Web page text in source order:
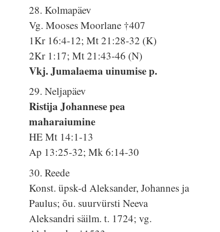
28. Kolmapäev
Vg. Mooses Moorlane †407
1Kr 16:4-12; Mt 21:28-32 (K)
2Kr 1:17; Mt 21:43-46 (N)
Vkj. Jumalaema uinumise p.
29. Neljapäev
Ristija Johannese pea
maharaiumine
HE Mt 14:1-13
Ap 13:25-32; Mk 6:14-30
30. Reede
Konst. üpsk-d Aleksander, Johannes ja
Paulus; õu. suurvürsti Neeva
Aleksandri säilm. t. 1724; vg.